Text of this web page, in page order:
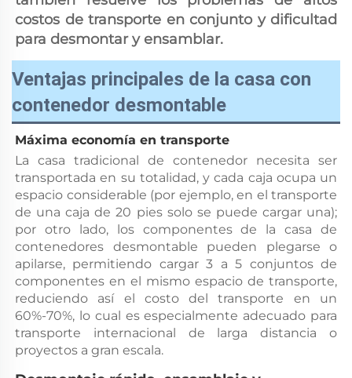
costos de transporte en conjunto y dificultad
para desmontar y ensamblar.
Ventajas principales de la casa con
contenedor desmontable
Máxima economía en transporte
La casa tradicional de contenedor necesita ser
transportada en su totalidad, y cada caja ocupa un
espacio considerable (por ejemplo, en el transporte
de una caja de 20 pies solo se puede cargar una);
por otro lado, los componentes de la casa de
contenedores desmontable pueden plegarse o
apilarse, permitiendo cargar 3 a 5 conjuntos de
componentes en el mismo espacio de transporte,
reduciendo así el costo del transporte en un
60%-70%, lo cual es especialmente adecuado para
transporte internacional de larga distancia o
proyectos a gran escala.